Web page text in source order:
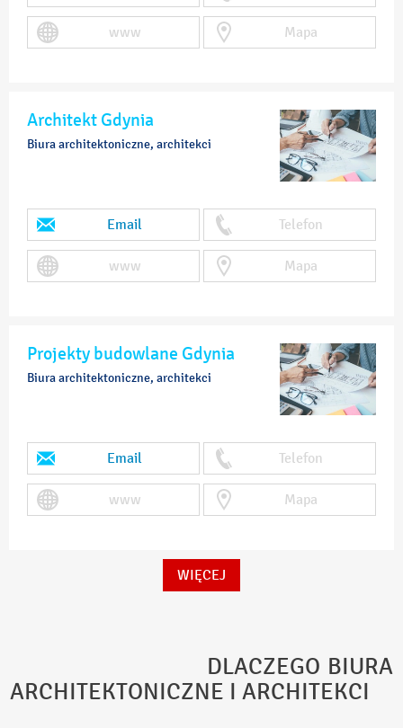
www Mapa
Architekt Gdynia
Biura architektoniczne, architekci
Email Telefon
www Mapa
Projekty budowlane Gdynia
Biura architektoniczne, architekci
Email Telefon
www Mapa
WIĘCEJ
DLACZEGO BIURA
ARCHITEKTONICZNE I ARCHITEKCI